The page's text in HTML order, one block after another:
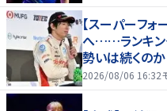
【スーパーフ
へ……ランキン
勢いは続くのか
2026/08/06 16:32